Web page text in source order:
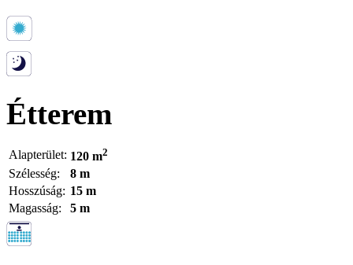
Étterem
Alapterület: 120 m2
Szélesség:
8 m
Hosszúság: 15 m
Magasság:
5 m